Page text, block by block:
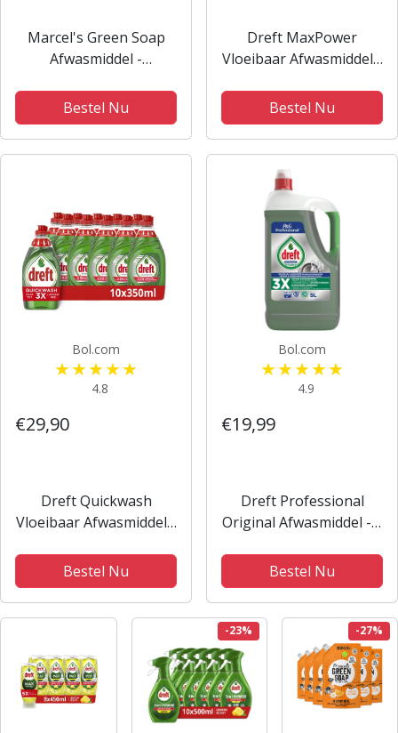
Marcel's Green Soap
Afwasmiddel -
6 x 500ml
Bestel Nu
Dreft MaxPower
Vloeibaar Afwasmiddel -
Bestel Nu
Bol.com
4.8
€29,90
Dreft Quickwash
Vloeibaar Afwasmiddel -
Voordeelverpakking 10
x 350 ml
Bestel Nu
Bol.com
4.9
€19,99
Dreft Professional
Original Afwasmiddel - 5
Bestel Nu
-23% -27%